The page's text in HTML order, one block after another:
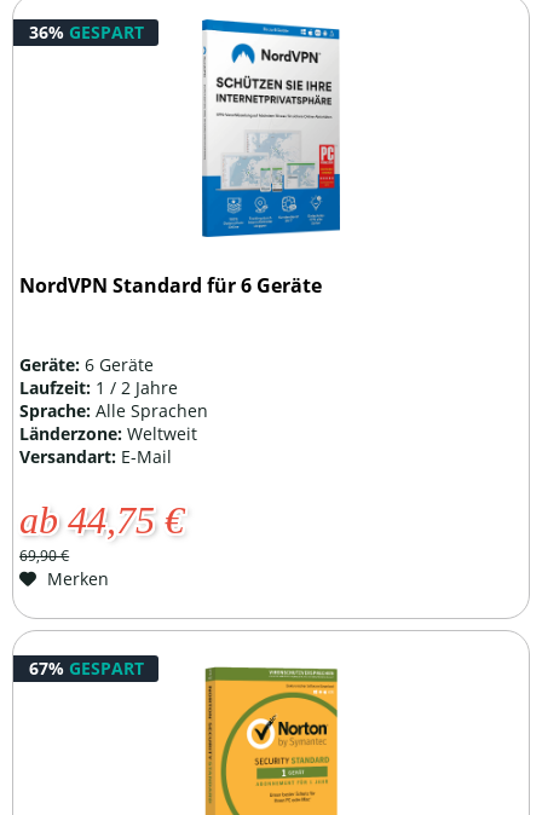
36% GESPART
NordVPN Standard für 6 Geräte
Geräte:6 Geräte
Laufzeit: 1 / 2 Jahre
Sprache:Alle Sprachen
Länderzone:Weltweit
Versandart: E-Mail
ab 44,75 €
69,90 €
Merken
67% GESPART